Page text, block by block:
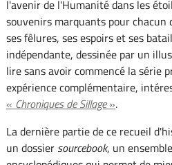
l'avenir de l'Humanité dans les
souvenirs marquants pour chacun
ses fêlures, ses espoirs et ses
indépendante, dessinée par un
lire sans avoir commencé la série
expérience complémentaire,
« Chroniques de Sillage».
La dernière partie de ce recueil
un dossier sourcebook, un